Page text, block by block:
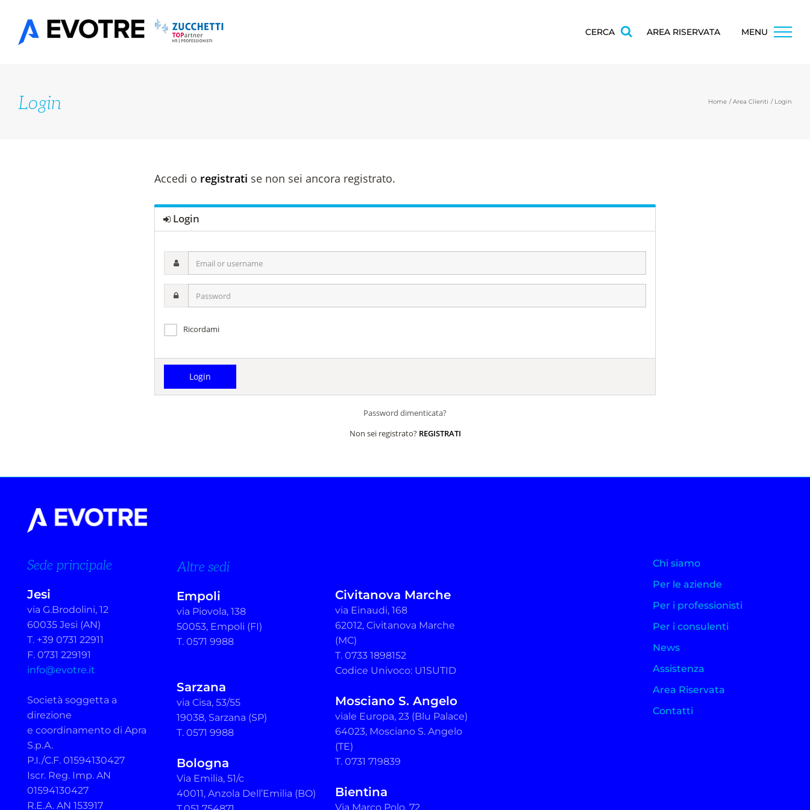
contenuto
CERCA AREA RISERVATA MENU
Login Home Area Clienti Login
Accedi o registrati se non sei ancora registrato.
Login
Ricordami
Password dimenticata?
Non sei registrato? REGISTRATI
Sede principale
Jesi
via G.Brodolini, 12
60035 Jesi (AN)
T. +39 0731 22911
F. 0731 229191
info@evotre.it
Società soggetta a
direzione
e coordinamento di Apra
S.p.A.
P.I./C.F. 01594130427
Iscr. Reg. Imp. AN
01594130427
R.E.A. AN 153917
Altre sedi
Empoli
via Piovola, 138
50053, Empoli (FI)
T. 0571 9988
Sarzana
via Cisa, 53/55
19038, Sarzana (SP)
T. 0571 9988
Bologna
Via Emilia, 51/c
40011, Anzola Dell’Emilia (BO)
Civitanova Marche
via Einaudi, 168
62012, Civitanova Marche
(MC)
T. 0733 1898152
Codice Univoco: U1SUTID
Mosciano S. Angelo
viale Europa, 23 (Blu Palace)
64023, Mosciano S. Angelo
(TE)
T. 0731 719839
Bientina
Via Marco Polo, 72
Chi siamo
Per le aziende
Per i professionisti
Per i consulenti
News
Assistenza
Area Riservata
Contatti